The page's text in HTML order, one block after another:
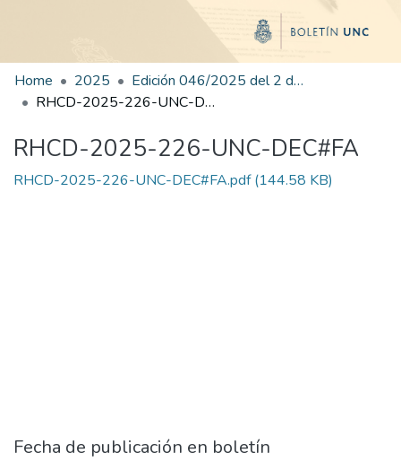
Home 2025
Edición 046/2025 del 2 de septiembre de 2025
RHCD-2025-226-UNC-DEC#FA
RHCD-2025-226-UNC-DEC#FA
RHCD-2025-226-UNC-DEC#FA.pdf(144.58 KB)
Fecha de publicación en boletín